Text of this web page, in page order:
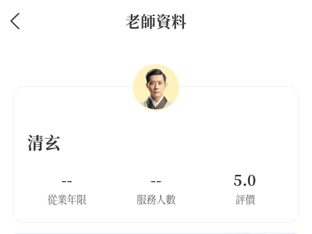
老師資料
清玄
從業年限
--
服務人數
--
評價
5.0